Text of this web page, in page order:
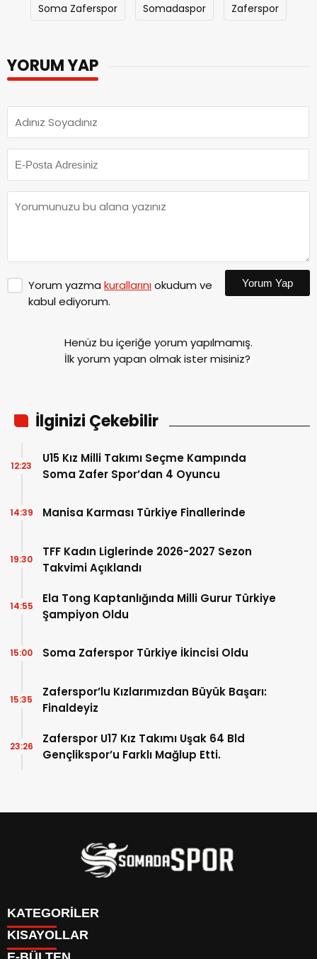
Soma Zaferspor
Somadaspor Zaferspor
YORUM YAP
Yorum yazma kurallarınıokudum ve
kabul ediyorum.
Yorum Yap
Henüz bu içeriğe yorum yapılmamış.
İlk yorum yapan olmak ister misiniz?
İlginizi Çekebilir
U15 Kız Milli Takımı Seçme Kampında
Soma Zafer Spor’dan 4 Oyuncu
12:23
Manisa Karması Türkiye Finallerinde
14:39
TFF Kadın Liglerinde 2026-2027 Sezon
Takvimi Açıklandı
19:30
Ela Tong Kaptanlığında Milli Gurur Türkiye
Şampiyon Oldu
14:55
Soma Zaferspor Türkiye İkincisi Oldu
15:00
Zaferspor’lu Kızlarımızdan Büyük Başarı:
Finaldeyiz
15:35
Zaferspor U17 Kız Takımı Uşak 64 Bld
Gençlikspor’u Farklı Mağlup Etti.
23:26
KATEGORİLER
İletişim
KISAYOLLAR